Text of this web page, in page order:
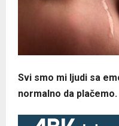
Svi smo mi ljudi sa
normalno da plačemo.